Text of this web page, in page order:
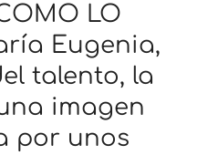
LO
Eugenia,
talento, la
imagen
por unos